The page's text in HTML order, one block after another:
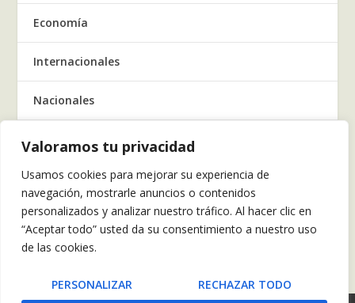
Valoramos tu privacidad
Usamos cookies para mejorar su experiencia de
navegación, mostrarle anuncios o contenidos
personalizados y analizar nuestro tráfico. Al hacer clic en
“Aceptar todo” usted da su consentimiento a nuestro uso
de las cookies.
PERSONALIZAR RECHAZAR TODO
Economía
Internacionales
Nacionales
Regionales
Salud
Tecnología
Tendencia